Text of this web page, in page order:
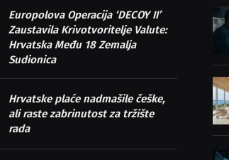
Europolova Operacija ‘DECOY II’
Zaustavila Krivotvoritelje Valute:
Hrvatska Među 18 Zemalja
Sudionica
Hrvatske plaće nadmašile češke,
ali raste zabrinutost za tržište
rada